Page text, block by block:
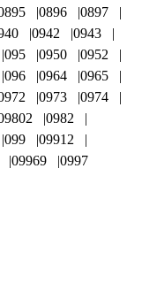
0896
0897
0942
0943
095 0950
0952
096 0964
0965
0973
0974
0982
099
09912
09969 0997